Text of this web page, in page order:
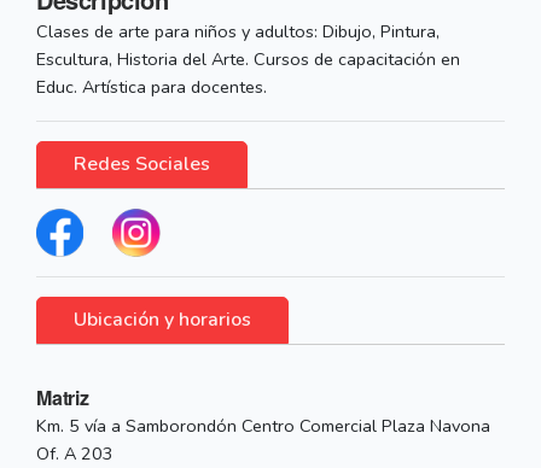
Clases de arte para niños y adultos: Dibujo, Pintura,
Escultura, Historia del Arte. Cursos de capacitación en
Educ. Artística para docentes.
Redes Sociales
Ubicación y horarios
Matriz
Km. 5 vía a Samborondón Centro Comercial Plaza Navona
Of. A 203